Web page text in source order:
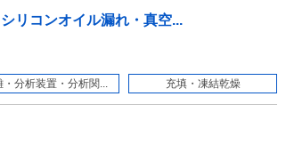
リコンオイル漏れ・真空...
・分析装置・分析関...
充填・凍結乾燥